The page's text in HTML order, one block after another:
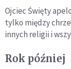
Ojciec Święty
tylko między
innych religii i
Rok później